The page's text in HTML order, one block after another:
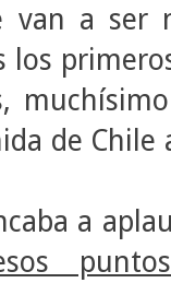
van a ser
los
de
a